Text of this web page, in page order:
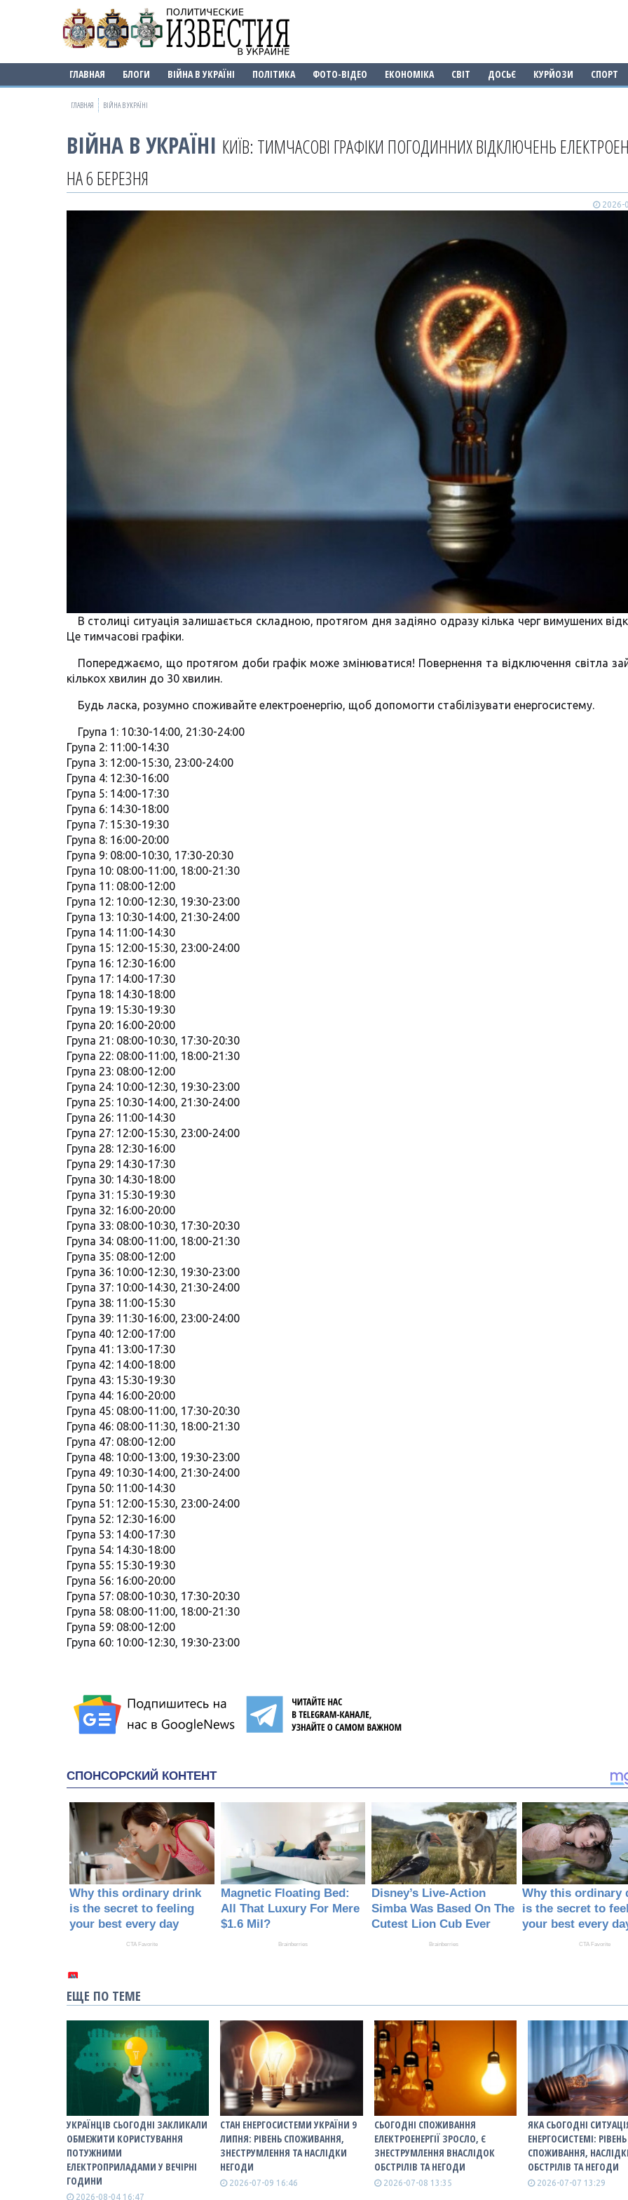
ГЛАВНАЯ БЛОГИ ВІЙНА В УКРАЇНІ ПОЛІТИКА ФОТО-ВІДЕО ЕКОНОМІКА СВІТ ДОСЬЄ КУРЙОЗИ СПОРТ
ГЛАВНАЯ ВІЙНА В УКРАЇНІ
ВІЙНА В УКРАЇНІ КИЇВ: ТИМЧАСОВІ ГРАФІКИ ПОГОДИННИХ ВІДКЛЮЧЕНЬ
НА 6 БЕРЕЗНЯ
2026-
В столиці ситуація залишається складною, протягом дня задіяно одразу кілька черг вимушених
Це тимчасові графіки.
Попереджаємо, що протягом доби графік може змінюватися! Повернення та відключення світла
кількох хвилин до 30 хвилин.
Будь ласка, розумно споживайте електроенергію, щоб допомогти стабілізувати енергосистему.
Група 1: 10:30-14:00, 21:30-24:00
Група 2: 11:00-14:30
Група 3: 12:00-15:30, 23:00-24:00
Група 4: 12:30-16:00
Група 5: 14:00-17:30
Група 6: 14:30-18:00
Група 7: 15:30-19:30
Група 8: 16:00-20:00
Група 9: 08:00-10:30, 17:30-20:30
Група 10: 08:00-11:00, 18:00-21:30
Група 11: 08:00-12:00
Група 12: 10:00-12:30, 19:30-23:00
Група 13: 10:30-14:00, 21:30-24:00
Група 14: 11:00-14:30
Група 15: 12:00-15:30, 23:00-24:00
Група 16: 12:30-16:00
Група 17: 14:00-17:30
Група 18: 14:30-18:00
Група 19: 15:30-19:30
Група 20: 16:00-20:00
Група 21: 08:00-10:30, 17:30-20:30
Група 22: 08:00-11:00, 18:00-21:30
Група 23: 08:00-12:00
Група 24: 10:00-12:30, 19:30-23:00
Група 25: 10:30-14:00, 21:30-24:00
Група 26: 11:00-14:30
Група 27: 12:00-15:30, 23:00-24:00
Група 28: 12:30-16:00
Група 29: 14:30-17:30
Група 30: 14:30-18:00
Група 31: 15:30-19:30
Група 32: 16:00-20:00
Група 33: 08:00-10:30, 17:30-20:30
Група 34: 08:00-11:00, 18:00-21:30
Група 35: 08:00-12:00
Група 36: 10:00-12:30, 19:30-23:00
Група 37: 10:00-14:30, 21:30-24:00
Група 38: 11:00-15:30
Група 39: 11:30-16:00, 23:00-24:00
Група 40: 12:00-17:00
Група 41: 13:00-17:30
Група 42: 14:00-18:00
Група 43: 15:30-19:30
Група 44: 16:00-20:00
Група 45: 08:00-11:00, 17:30-20:30
Група 46: 08:00-11:30, 18:00-21:30
Група 47: 08:00-12:00
Група 48: 10:00-13:00, 19:30-23:00
Група 49: 10:30-14:00, 21:30-24:00
Група 50: 11:00-14:30
Група 51: 12:00-15:30, 23:00-24:00
Група 52: 12:30-16:00
Група 53: 14:00-17:30
Група 54: 14:30-18:00
Група 55: 15:30-19:30
Група 56: 16:00-20:00
Група 57: 08:00-10:30, 17:30-20:30
Група 58: 08:00-11:00, 18:00-21:30
Група 59: 08:00-12:00
Група 60: 10:00-12:30, 19:30-23:00
ЕЩЕ ПО ТЕМЕ
УКРАЇНЦІВ СЬОГОДНІ ЗАКЛИКАЛИ
ОБМЕЖИТИ КОРИСТУВАННЯ
ПОТУЖНИМИ
ЕЛЕКТРОПРИЛАДАМИ У ВЕЧІРНІ
ГОДИНИ
2026-08-04 16:47
СТАН ЕНЕРГОСИСТЕМИ УКРАЇНИ 9
ЛИПНЯ: РІВЕНЬ СПОЖИВАННЯ,
ЗНЕСТРУМЛЕННЯ ТА НАСЛІДКИ
НЕГОДИ
2026-07-09 16:46
СЬОГОДНІ СПОЖИВАННЯ
ЕЛЕКТРОЕНЕРГІЇ ЗРОСЛО, Є
ЗНЕСТРУМЛЕННЯ ВНАСЛІДОК
ОБСТРІЛІВ ТА НЕГОДИ
2026-07-08 13:35
ЯКА СЬОГОДНІ
ЕНЕРГОСИСТЕМІ: РІВЕНЬ
СПОЖИВАННЯ,
ОБСТРІЛІВ ТА НЕГОДИ
2026-07-07 13:29